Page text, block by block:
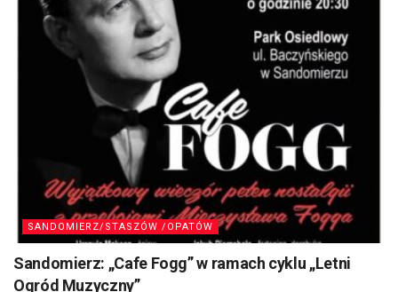
SANDOMIERZ/STASZÓW /OPATÓW
Sandomierz: „Cafe Fogg” w ramach cyklu „Letni
Ogród Muzyczny”